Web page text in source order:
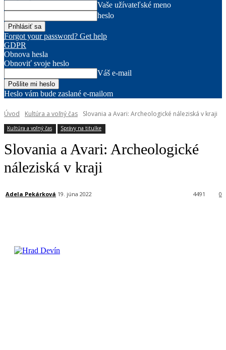
Vaše užívateľské meno
heslo
Forgot your password? Get help
GDPR
Obnova hesla
Obnoviť svoje heslo
Váš e-mail
Heslo vám bude zaslané e-mailom
Úvod Kultúra a voľný čas Slovania a Avari: Archeologické náleziská v kraji
Kultúra a voľný čas Správy na titulke
Slovania a Avari: Archeologické
náleziská v kraji
Adela Pekárková 19. júna 2022 0
4491